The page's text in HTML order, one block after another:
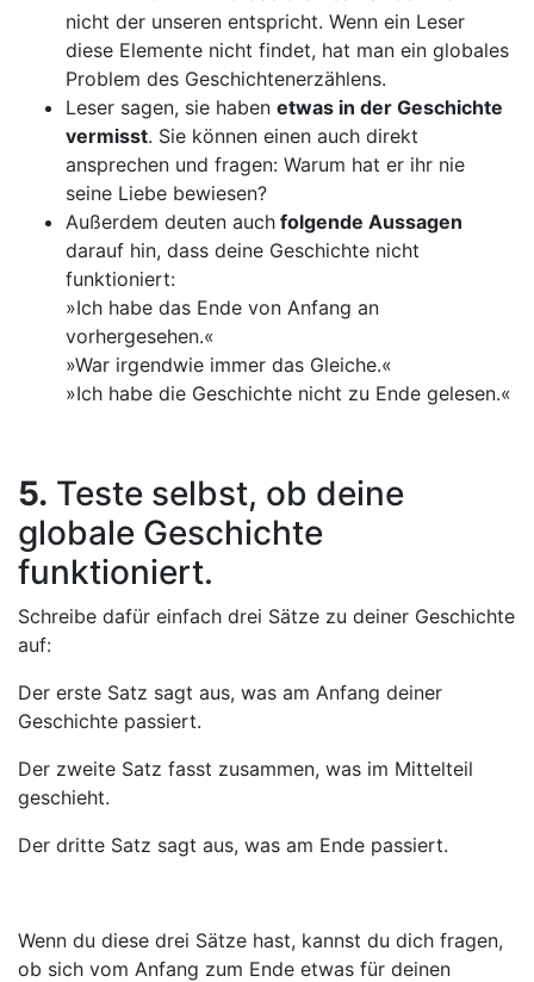
nicht der unseren entspricht. Wenn ein Leser
diese Elemente nicht findet, hat man ein globales
Problem des Geschichtenerzählens.
Leser sagen, sie haben etwas in der Geschichte
vermisst. Sie können einen auch direkt
ansprechen und fragen: Warum hat er ihr nie
seine Liebe bewiesen?
Außerdem deuten auch folgende Aussagen
darauf hin, dass deine Geschichte nicht
funktioniert:
»Ich habe das Ende von Anfang an
vorhergesehen.«
»War irgendwie immer das Gleiche.«
»Ich habe die Geschichte nicht zu Ende gelesen.«
5. Teste selbst, ob deine
globale Geschichte
funktioniert.
Schreibe dafür einfach drei Sätze zu deiner Geschichte
auf:
Der erste Satz sagt aus, was am Anfang deiner
Geschichte passiert.
Der zweite Satz fasst zusammen, was im Mittelteil
geschieht.
Der dritte Satz sagt aus, was am Ende passiert.
Wenn du diese drei Sätze hast, kannst du dich fragen,
ob sich vom Anfang zum Ende etwas für deinen